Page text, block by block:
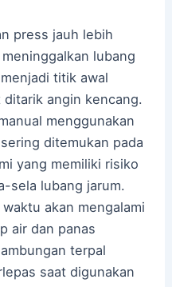
press jauh lebih
lubang
titik awal
angin kencang.
menggunakan
ditemukan pada
yang memiliki risiko
sela lubang jarum.
akan mengalami
air dan panas
terpal
saat digunakan